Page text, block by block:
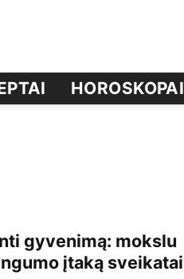
HOROSKOPAI
gyvenimą: mokslu
įtaką sveikatai